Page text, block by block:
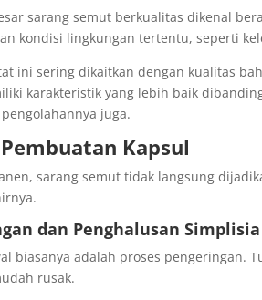
sarang semut berkualitas dikenal
kondisi lingkungan tertentu, seperti
ini sering dikaitkan dengan kualitas
karakteristik yang lebih baik
juga.
Kapsul
sarang semut tidak langsung
dan Penghalusan Simplisia
biasanya adalah proses pengeringan.
rusak.